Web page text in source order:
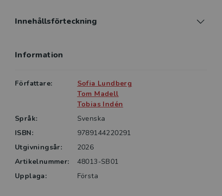
ramverk vänder sig till studenter inom juridik,
beslutsfattare på upphandlar- eller leverantörssidan.
Innehållsförteckning
Information
Författare:
Sofia Lundberg
Tom Madell
Tobias Indén
Språk:
Svenska
ISBN:
9789144220291
Utgivningsår:
2026
Artikelnummer:
48013-SB01
Upplaga:
Första